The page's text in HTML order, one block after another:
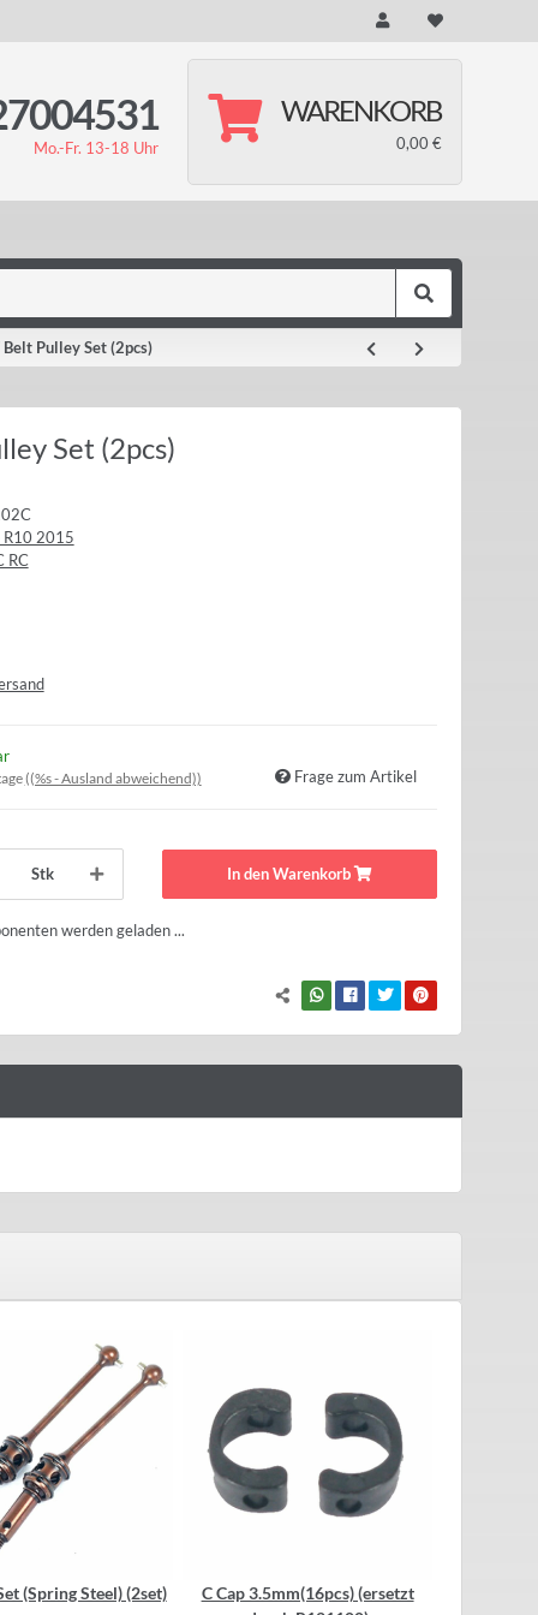
Mo.-Fr. 13-18 Uhr
WARENKORB
0,00 €
Belt Pulley Set (2pcs)
Set (2pcs)
R10 2015
RC
((%s - Ausland abweichend)) Frage zum Artikel
Stk In den Warenkorb
werden geladen ...
(Spring Steel) (2set)
C Cap 3.5mm(16pcs) (ersetzt